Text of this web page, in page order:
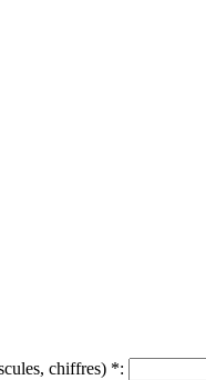
chiffres) *: